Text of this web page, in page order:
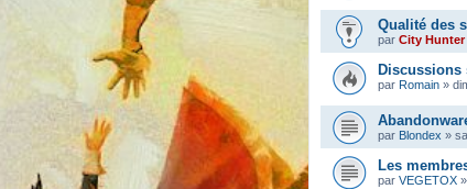
Qualité des
par City Hunter
Discussions
par Romain »
par Blondex »
Les
par VEGETOX »